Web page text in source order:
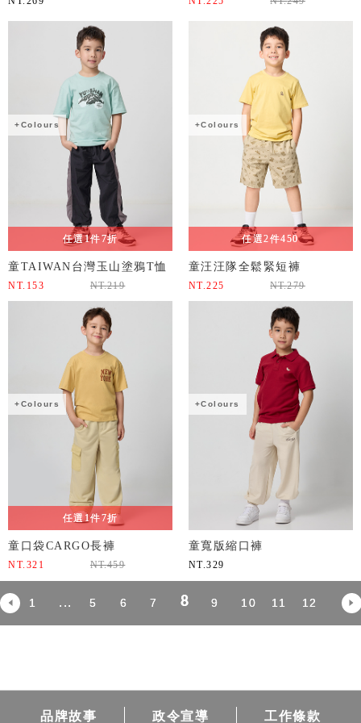
+Colours
任選1件7折
童TAIWAN台灣玉山塗鴉T恤
NT. 153 NT.219
+Colours
任選2件450
童汪汪隊全鬆緊短褲
NT. 225 NT.279
+Colours
任選1件7折
童口袋CARGO長褲
NT. 321 NT.459
+Colours
童寬版縮口褲
NT. 329
1 ... 5 6 7 8 9 10 11 12
品牌故事 政令宣導 工作條款